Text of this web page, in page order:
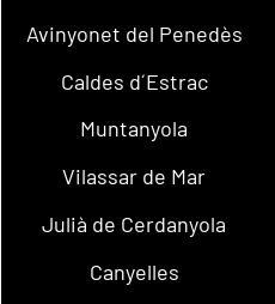
Avinyonet del Penedès
Caldes d´Estrac
Muntanyola
Vilassar de Mar
Julià de Cerdanyola
Canyelles